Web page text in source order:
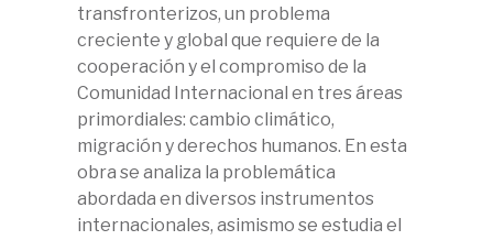
transfronterizos, un problema
creciente y global que requiere de la
cooperación y el compromiso de la
Comunidad Internacional en tres áreas
primordiales: cambio climático,
migración y derechos humanos. En esta
obra se analiza la problemática
abordada en diversos instrumentos
internacionales, asimismo se estudia el